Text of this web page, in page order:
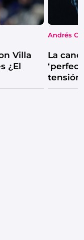
Villa
¿El
Andrés
La
tensión
catarsis